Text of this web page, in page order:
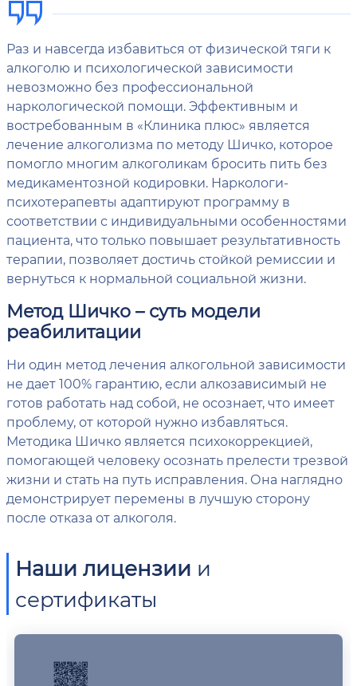
Раз и навсегда избавиться от физической тяги к
алкоголю и психологической зависимости
невозможно без профессиональной
наркологической помощи. Эффективным и
востребованным в «Клиника плюс» является
лечение алкоголизма по методу Шичко, которое
помогло многим алкоголикам бросить пить без
медикаментозной кодировки. Наркологи-
психотерапевты адаптируют программу в
соответствии с индивидуальными особенностями
пациента, что только повышает результативность
терапии, позволяет достичь стойкой ремиссии и
вернуться к нормальной социальной жизни.
Метод Шичко – суть модели
реабилитации
Ни один метод лечения алкогольной зависимости
не дает 100% гарантию, если алкозависимый не
готов работать над собой, не осознает, что имеет
проблему, от которой нужно избавляться.
Методика Шичко является психокоррекцией,
помогающей человеку осознать прелести трезвой
жизни и стать на путь исправления. Она наглядно
демонстрирует перемены в лучшую сторону
после отказа от алкоголя.
Наши лицензии и
сертификаты